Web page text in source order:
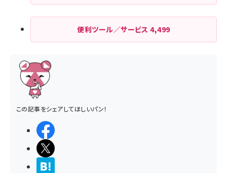
便利ツール／サービス4,499
この記事をシェアしてほしいパン！